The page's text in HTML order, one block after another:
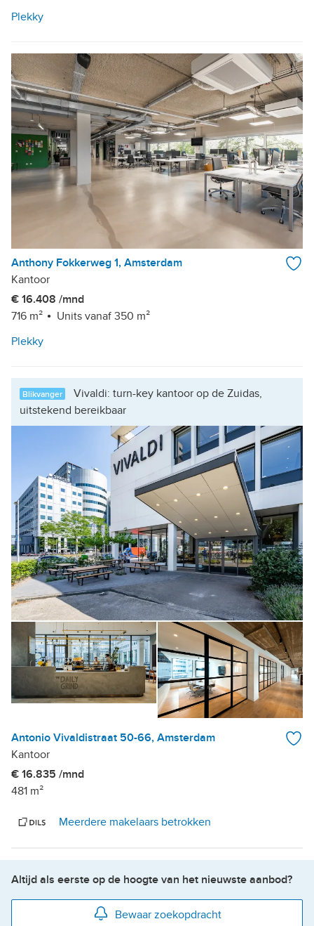
Plekky
Anthony Fokkerweg 1, Amsterdam
Kantoor
€ 16.408 /mnd
716 m²
Units vanaf 350 m²
Plekky
Blikvanger
Vivaldi: turn-key kantoor op de Zuidas,
uitstekend bereikbaar
Antonio Vivaldistraat 50-66, Amsterdam
Kantoor
€ 16.835 /mnd
481 m²
Meerdere makelaars betrokken
Altijd als eerste op de hoogte van het nieuwste aanbod?
Bewaar zoekopdracht